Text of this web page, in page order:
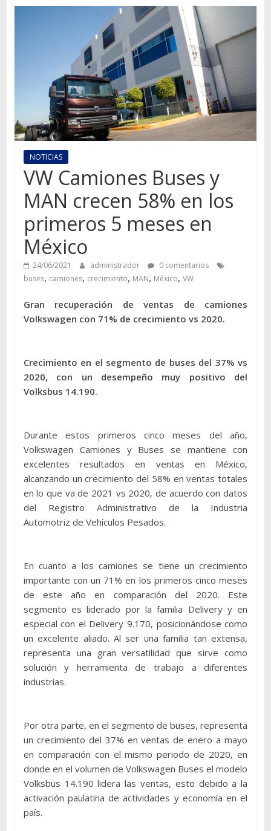
transporte
NOTICIAS
VW Camiones Buses y
MAN crecen 58% en los
primeros 5 meses en
México
24/06/2021 administrador
0 comentarios
buses, camiones, crecimiento, MAN, México, VW
Gran recuperación de ventas de camiones
Volkswagen con 71% de crecimiento vs 2020.
Crecimiento en el segmento de buses del 37% vs
2020, con un desempeño muy positivo del
Volksbus 14.190.
Durante estos primeros cinco meses del año,
Volkswagen Camiones y Buses se mantiene con
excelentes resultados en ventas en México,
alcanzando un crecimiento del 58% en ventas totales
en lo que va de 2021 vs 2020, de acuerdo con datos
del Registro Administrativo de la Industria
Automotriz de Vehículos Pesados.
En cuanto a los camiones se tiene un crecimiento
importante con un 71% en los primeros cinco meses
de este año en comparación del 2020. Este
segmento es liderado por la familia Delivery y en
especial con el Delivery 9.170, posicionándose como
un excelente aliado. Al ser una familia tan extensa,
representa una gran versatilidad que sirve como
solución y herramienta de trabajo a diferentes
industrias.
Por otra parte, en el segmento de buses, representa
un crecimiento del 37% en ventas de enero a mayo
en comparación con el mismo periodo de 2020, en
donde en el volumen de Volkswagen Buses el modelo
Volksbus 14.190 lidera las ventas, esto debido a la
activación paulatina de actividades y economía en el
país.